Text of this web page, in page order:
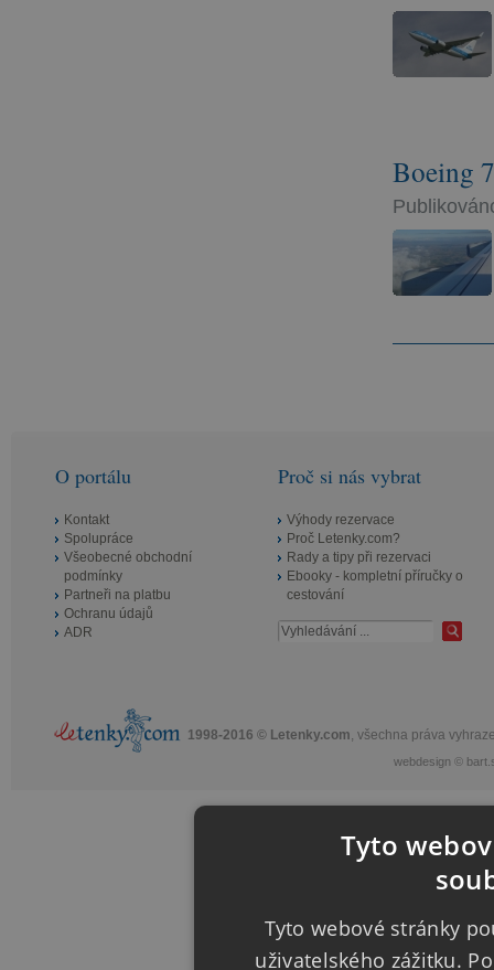
Boeing
O portálu
Kontakt
Spolupráce
Všeobecné obchodní
podmínky
Partneři na platbu
Ochranu údajů
ADR
Proč si nás vybrat
Výhody rezervace
Proč Letenky.com?
Rady a tipy při rezervaci
Ebooky - kompletní příručky o
cestování
1998-2016 © Letenky.com, všechna práva
webdesign ©
Tyto
Tyto webové stránky
uživatelského zážitku.